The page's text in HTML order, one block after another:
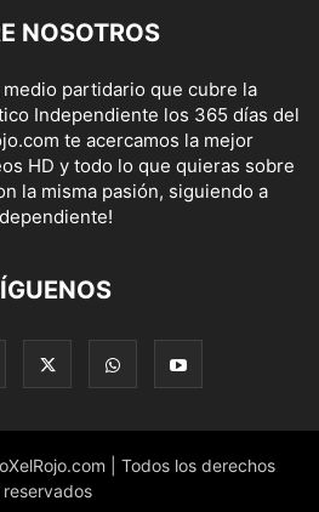
NOSOTROS
partidario que cubre la
Independiente los 365 días del
te acercamos la mejor
HD y todo lo que quieras sobre
la misma pasión, siguiendo a
| Todos los derechos
reservados